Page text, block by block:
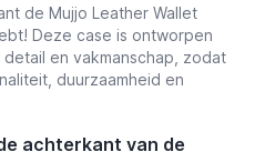
de Mujjo Leather Wallet
Deze case is ontworpen
en vakmanschap, zodat
duurzaamheid en
achterkant van de